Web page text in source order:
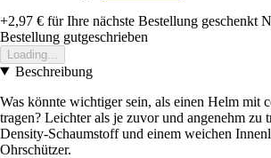
+2,97 € für Ihre nächste Bestellung geschenkt
Bestellung gutgeschrieben
Loading...
Beschreibung
Was könnte wichtiger sein, als einen Helm mit
tragen? Leichter als je zuvor und angenehm zu
Density-Schaumstoff und einem weichen
Ohrschützer.